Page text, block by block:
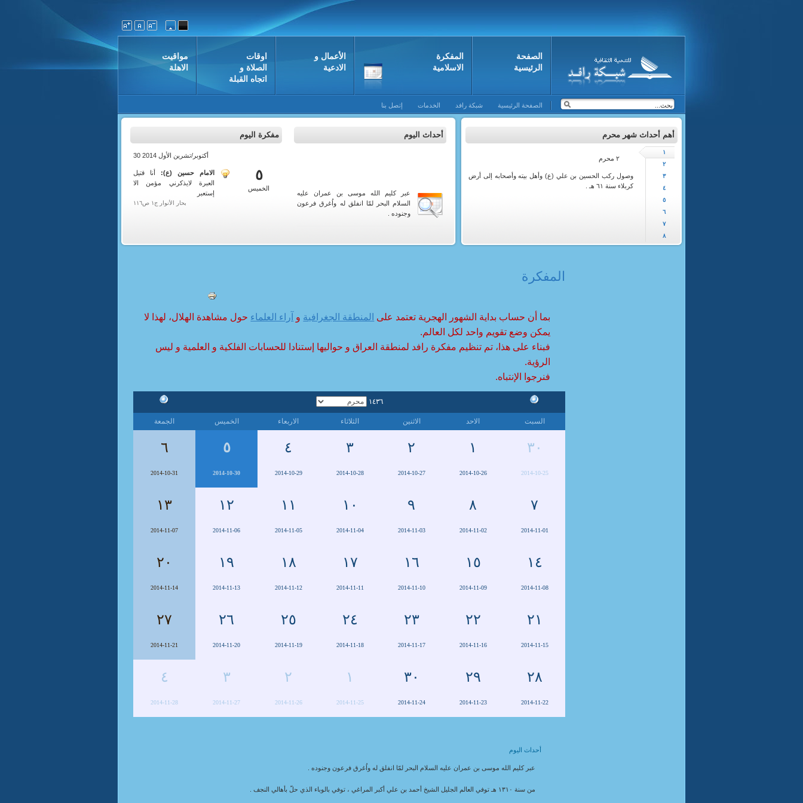
الصفحة
الرئيسية
المفکرة
الاسلامية
الأعمال و
الادعية
اوقات
الصلاة و
اتجاه القبلة
مواقيت
الاهلة
إتصل بنا الخدمات شبكة رافد الصفحة الرئيسية
مفكرة اليوم
٥
الخميس
30 أكتوبر/تشرين الأول 2014
الامام حسين (ع): أنا قتيل
العبرة لايذكرني مؤمن الا
إستعبر
بحار الأنوار ج١ ص١١٦
أحداث اليوم
عبر كليم الله موسى بن عمران عليه
السلام البحر لمّا انفلق له واُغرق فرعون
وجنوده .
أحمد بن علي أكبر المراغي ، توفي بالوباء
أهم أحداث شهر محرم
١
٢
٣
٤
٥
٦
٧
٨
٢ محرم
وصول ركب الحسين بن علي (ع) وأهل بيته وأصحابه إلى أرض
كربلاء سنة ٦١ هـ .
المفکرة
بما أن حساب بداية الشهور الهجرية تعتمد على المنطقة الجغرافية و آراء العلماء حول مشاهدة الهلال، لهذا لا
يمكن وضع تقويم واحد لكل العالم.
فبناء على هذا، تم تنظيم مفكرة رافد لمنطقة العراق و حواليها إستنادا للحسابات الفلكية و العلمية و ليس
الرؤية.
فنرجوا الإنتباه.
١٤٣٦
السبت الاحد الاثنين الثلاثاء الاربعاء الخميس الجمعة
٣٠
2014-10-25
١
2014-10-26
٢
2014-10-27
٣
2014-10-28
٤
2014-10-29
٥
2014-10-30
٦
2014-10-31
٧
2014-11-01
٨
2014-11-02
٩
2014-11-03
١٠
2014-11-04
١١
2014-11-05
١٢
2014-11-06
١٣
2014-11-07
١٤
2014-11-08
١٥
2014-11-09
١٦
2014-11-10
١٧
2014-11-11
١٨
2014-11-12
١٩
2014-11-13
٢٠
2014-11-14
٢١
2014-11-15
٢٢
2014-11-16
٢٣
2014-11-17
٢٤
2014-11-18
٢٥
2014-11-19
٢٦
2014-11-20
٢٧
2014-11-21
٢٨
2014-11-22
٢٩
2014-11-23
٣٠
2014-11-24
١
2014-11-25
٢
2014-11-26
٣
2014-11-27
٤
2014-11-28
أحداث اليوم
عبر كليم الله موسى بن عمران عليه السلام البحر لمّا انفلق له واُغرق فرعون وجنوده .
من سنة ١٣١٠ هـ توفي العالم الجليل الشيخ أحمد بن علي أكبر المراغي ، توفي بالوباء الذي حلّ بأهالي النجف .